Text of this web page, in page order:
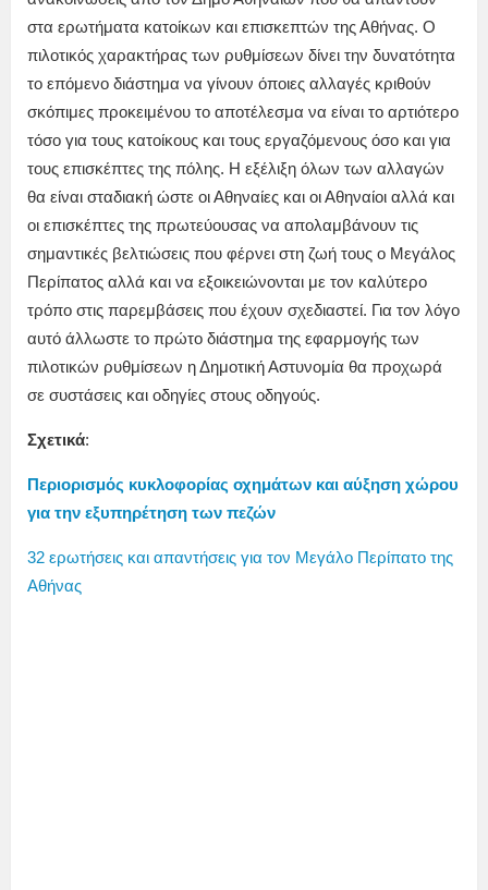
στα ερωτήματα κατοίκων και επισκεπτών της Αθήνας. Ο
πιλοτικός χαρακτήρας των ρυθμίσεων δίνει την δυνατότητα
το επόμενο διάστημα να γίνουν όποιες αλλαγές κριθούν
σκόπιμες προκειμένου το αποτέλεσμα να είναι το αρτιότερο
τόσο για τους κατοίκους και τους εργαζόμενους όσο και για
τους επισκέπτες της πόλης. Η εξέλιξη όλων των αλλαγών
θα είναι σταδιακή ώστε οι Αθηναίες και οι Αθηναίοι αλλά και
οι επισκέπτες της πρωτεύουσας να απολαμβάνουν τις
σημαντικές βελτιώσεις που φέρνει στη ζωή τους ο Μεγάλος
Περίπατος αλλά και να εξοικειώνονται με τον καλύτερο
τρόπο στις παρεμβάσεις που έχουν σχεδιαστεί. Για τον λόγο
αυτό άλλωστε το πρώτο διάστημα της εφαρμογής των
πιλοτικών ρυθμίσεων η Δημοτική Αστυνομία θα προχωρά
σε συστάσεις και οδηγίες στους οδηγούς.
Σχετικά:
Περιορισμός κυκλοφορίας οχημάτων και αύξηση χώρου
για την εξυπηρέτηση των πεζών
32 ερωτήσεις και απαντήσεις για τον Μεγάλο Περίπατο της
Αθήνας